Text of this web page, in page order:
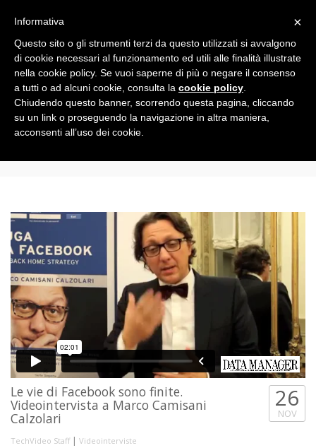
All
gmariggio
Le vie di Facebook sono finite.
Videointervista a Marco Camisani
Calzolari
TechVideo Staff | Videointerviste
26
NOV
×
Informativa
Questo sito o gli strumenti terzi da questo utilizzati si avvalgono
di cookie necessari al funzionamento ed utili alle finalità illustrate
nella cookie policy. Se vuoi saperne di più o negare il consenso
a tutti o ad alcuni cookie, consulta la cookie policy
Chiudendo questo banner, scorrendo questa pagina, cliccando
su un link o proseguendo la navigazione in altra maniera,
acconsenti all’uso dei cookie.